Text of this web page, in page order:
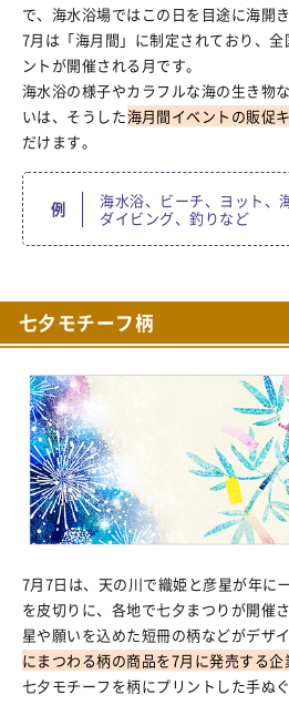
で、海水浴場ではこの日を目途に海開
7月は「海月間」に制定されており、
ントが開催される月です。
海水浴の様子やカラフルな海の生き物
いは、そうした海月間イベントの販促
だけます。
例 海水浴 ビーチ ヨット
ダイビング
釣り
七夕モチーフ柄
7月7日は、天の川で織姫と彦星が年に
を皮切りに、各地で七夕まつりが開催さ
星や願いを込めた短冊の柄などがデザ
にまつわる柄の商品を7月に発売する企
七夕モチーフを柄にプリントした手ぬ